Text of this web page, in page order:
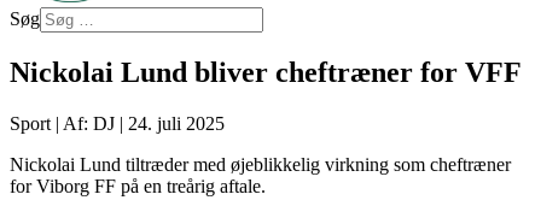
Søg
Nickolai Lund bliver cheftræner for VFF
Sport | Af: DJ | 24. juli 2025
Nickolai Lund tiltræder med øjeblikkelig virkning som cheftræner
for Viborg FF på en treårig aftale.